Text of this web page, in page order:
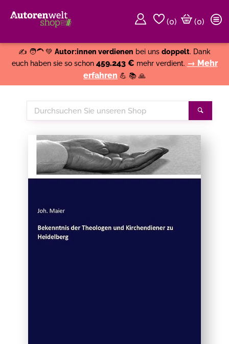
(0)
(0)
✍️ 🧑‍🦱 💚 Autor:innen verdienen bei uns doppelt. Dank
euch haben sie so schon 459.243 € mehr verdient. → Mehr
erfahren 💪 📚 🙏
Durchsuchen
Sie
Shop